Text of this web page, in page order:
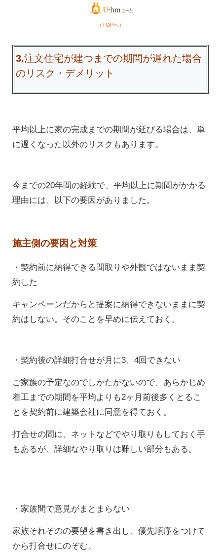
（TOPへ）
3.注文住宅が建つまでの期間が遅れた場合
のリスク・デメリット
平均以上に家の完成までの期間が延びる場合は、単
に遅くなった以外のリスクもあります。
今までの20年間の経験で、平均以上に期間がかかる
理由には、以下の要因がありました。
施主側の要因と対策
・契約前に納得できる間取りや外観ではないまま契
約した
キャンペーンだからと提案に納得できないままに契
約はしない。そのことを早めに伝えておく。
・契約後の詳細打合せが月に3、4回できない
ご家族の予定なのでしかたがないので、あらかじめ
着工までの期間を平均よりも2ヶ月前後多くとるこ
とを契約前に建築会社に同意を得ておく。
打合せの間に、ネットなどでやり取りもしておく手
もあるが、詳細なやり取りは難しい部分もある。
・家族間で意見がまとまらない
家族それぞのの要望を書き出し、優先順序をつけて
から打合せにのぞむ。